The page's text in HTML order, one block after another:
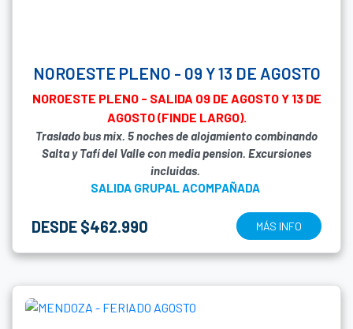
NOROESTE PLENO - 09 Y 13 DE AGOSTO
NOROESTE PLENO - SALIDA 09 DE AGOSTO Y 13 DE
AGOSTO (FINDE LARGO).
Traslado bus mix. 5 noches de alojamiento combinando
Salta y Tafí del Valle con media pension. Excursiones
incluidas.
SALIDA GRUPAL ACOMPAÑADA
DESDE $462.990 MÁS INFO